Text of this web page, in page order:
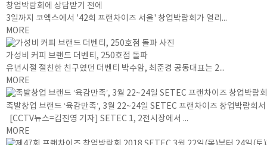
창업박람회에 상담받기 전에
3일까지 코엑스에서 '42회 프랜차이즈 서울' 창업박람회가 열리...
MORE
가성비 커피 브랜드 더벤티, 250호점 돌파
유년시절 절친한 친구였던 더벤티 박수암, 최준경 공동대표는 2...
MORE
족발창업 브랜드 ‘육감만족’, 3월 22~24일 SETEC 프랜차이즈 창업박람회
[CCTV뉴스=김진영 기자] SETEC 1, 2전시장에서 ...
MORE